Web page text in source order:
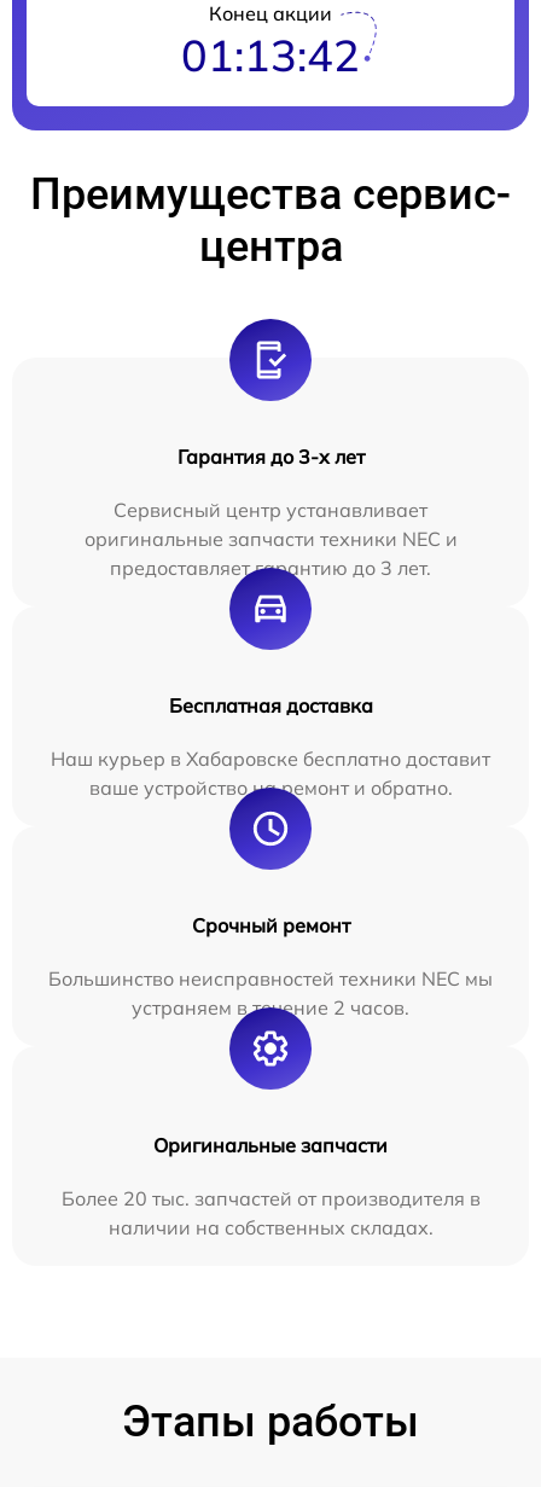
Конец акции
01:13:41
Преимущества сервис-
центра
Гарантия до 3-х лет
Сервисный центр устанавливает
оригинальные запчасти техники NEC и
предоставляет гарантию до 3 лет.
Бесплатная доставка
Наш курьер в Хабаровске бесплатно доставит
ваше устройство на ремонт и обратно.
Срочный ремонт
Большинство неисправностей техники NEC мы
устраняем в течение 2 часов.
Оригинальные запчасти
Более 20 тыс. запчастей от производителя в
наличии на собственных складах.
Этапы работы